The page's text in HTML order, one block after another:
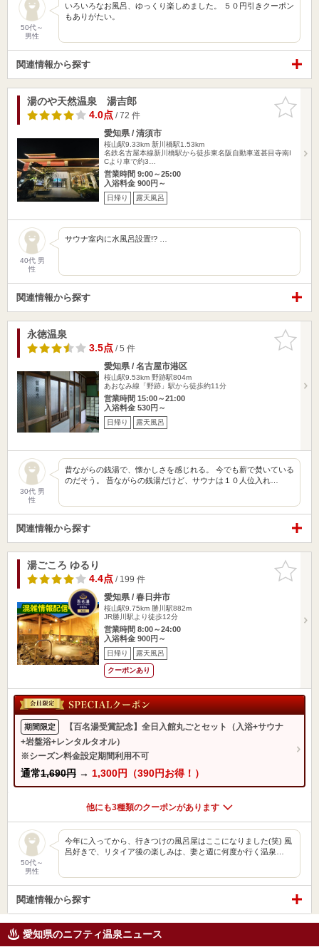
50代～
男性
いろいろなお風呂、ゆっくり楽しめました。 ５０円引きクーポン
もありがたい。
関連情報から探す
お気に入
りに追加
湯のや天然温泉 湯吉郎
4.0点/ 72 件
愛知県 / 清須市
桜山駅9.33km 新川橋駅1.53km
名鉄名古屋本線新川橋駅から徒歩東名阪自動車道甚目寺南I
Cより車で約3…
営業時間 9:00～25:00
入浴料金 900円～
日帰り 露天風呂
40代 男
性
サウナ室内に水風呂設置!? …
関連情報から探す
お気に入
りに追加
永徳温泉
3.5点/ 5 件
愛知県 / 名古屋市港区
桜山駅9.53km 野跡駅804m
あおなみ線「野跡」駅から徒歩約11分
営業時間 15:00～21:00
入浴料金 530円～
日帰り 露天風呂
30代 男
性
昔ながらの銭湯で、懐かしさを感じれる。 今でも薪で焚いている
のだそう。 昔ながらの銭湯だけど、サウナは１０人位入れ…
関連情報から探す
お気に入
りに追加
湯ごころ ゆるり
4.4点/ 199 件
愛知県 / 春日井市
桜山駅9.75km 勝川駅882m
JR勝川駅より徒歩12分
営業時間 8:00～24:00
入浴料金 900円～
日帰り 露天風呂
クーポンあり
期間限定
【百名湯受賞記念】全日入館丸ごとセット（入浴+サウナ
+岩盤浴+レンタルタオル）
※シーズン料金設定期間利用不可
通常1,690円 → 1,300円（390円お得！）
他にも3種類のクーポンがあります
50代～
男性
今年に入ってから、行きつけの風呂屋はここになりました(笑) 風
呂好きで、リタイア後の楽しみは、妻と週に何度か行く温泉…
関連情報から探す
愛知県のニフティ温泉ニュース